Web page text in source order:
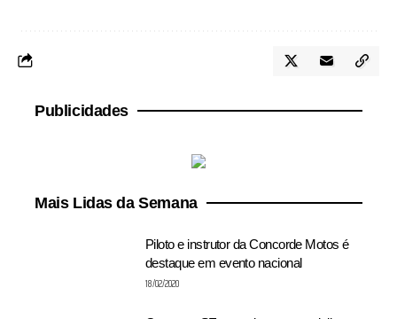
Publicidades
Mais Lidas da Semana
Piloto e instrutor da Concorde Motos é
destaque em evento nacional
18/02/2020